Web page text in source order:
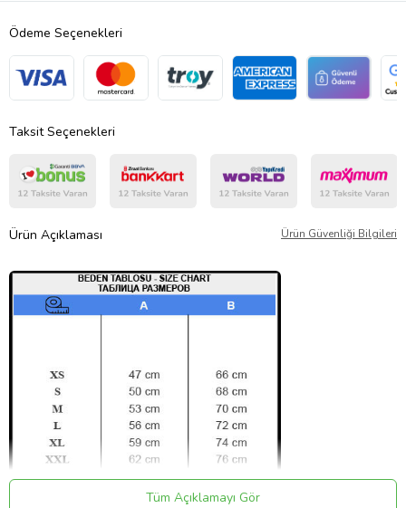
Ödeme Seçenekleri
Taksit Seçenekleri
Ürün Açıklaması Ürün Güvenliği Bilgileri
Tüm Açıklamayı Gör